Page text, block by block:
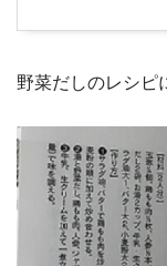
野菜だしのレシピ